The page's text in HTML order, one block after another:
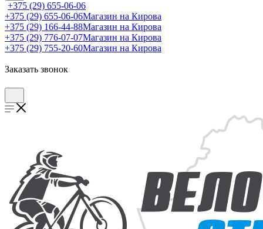
+375 (29) 655-06-06
+375 (29) 655-06-06Магазин на Кирова
+375 (29) 166-44-88Магазин на Кирова
+375 (29) 776-07-07Магазин на Кирова
+375 (29) 755-20-60Магазин на Кирова
Заказать звонок